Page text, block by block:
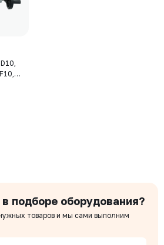
подборе оборудования?
товаров и мы сами выполним